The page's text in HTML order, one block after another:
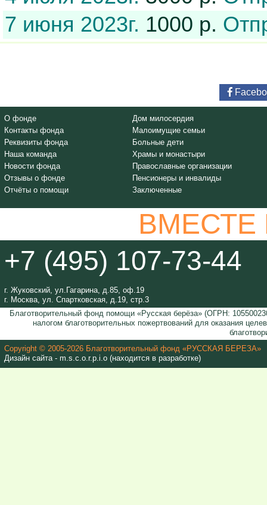
7 июня 2023г. 1000 р.
О фонде
Контакты фонда
Реквизиты фонда
Наша команда
Новости фонда
Отзывы о фонде
Отчёты о помощи
Дом милосердия
Малоимущие семьи
Больные дети
Храмы и монастыри
Православные организации
Пенсионеры и инвалиды
Заключенные
+7 (495) 107-73-44
г. Жуковский, ул.Гагарина, д.85, оф.19
г. Москва, ул. Спартковская, д.19, стр.3
Благотворительный фонд помощи «Русская берёза» (ОГРН:
налогом благотворительных пожертвований для оказания
Copyright © 2005-2026 Благотворительный фонд «РУССКАЯ БЕРЕЗА»
Дизайн сайта - m.s.c.o.r.p.i.o (находится в разработке)